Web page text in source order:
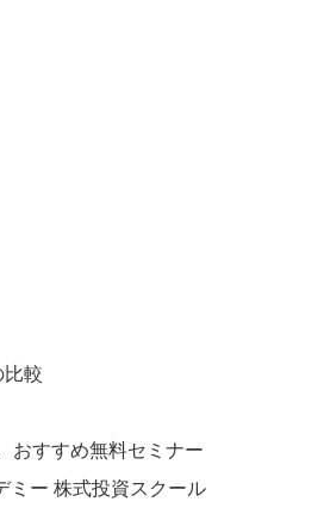
較
おすすめ無料セミナー
ミー 株式投資スクール